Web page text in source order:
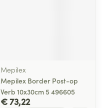
Mepilex
Mepilex Border Post-op
Verb 10x30cm 5 496605
€ 73,22